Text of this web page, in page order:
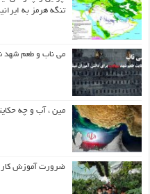
تنگه هرمز به
می ناب و طعم شهد
مین ، آب و چه
ضرورت آموزش کار